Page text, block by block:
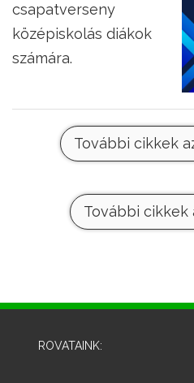
csapatverseny
középiskolás diákok
számára.
További cikkek
További cikkek
ROVATAINK: